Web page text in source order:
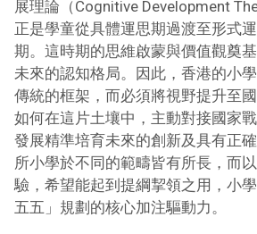
展理論（Cognitive Development
正是學童從具體運思期過渡至形式
期。這時期的思維啟蒙與價值觀奠
未來的認知格局。因此，香港的小
傳統的框架，而必須將視野提升至
如何在這片土壤中，主動對接國家
發展精準培育未來的創新及具有正
所小學於不同的範疇皆有所長，而
驗，希望能起到提綱挈領之用，小
五五」規劃的核心加注驅動力。